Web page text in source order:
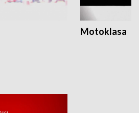
Motoklasa